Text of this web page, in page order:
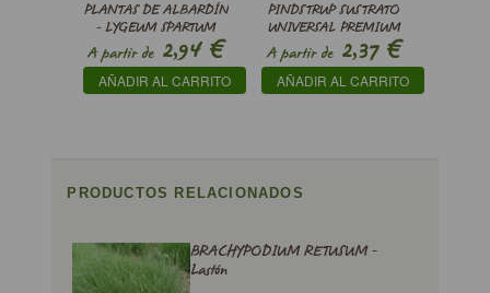
PLANTAS DE ALBARDÍN
- LYGEUM SPARTUM
A partir de2,94€
AÑADIR AL CARRITO
PINDSTRUP SUSTRATO
UNIVERSAL PREMIUM
A partir de2,37€
AÑADIR AL CARRITO
PRODUCTOS RELACIONADOS
BRACHYPODIUM RETUSUM -
Lastón